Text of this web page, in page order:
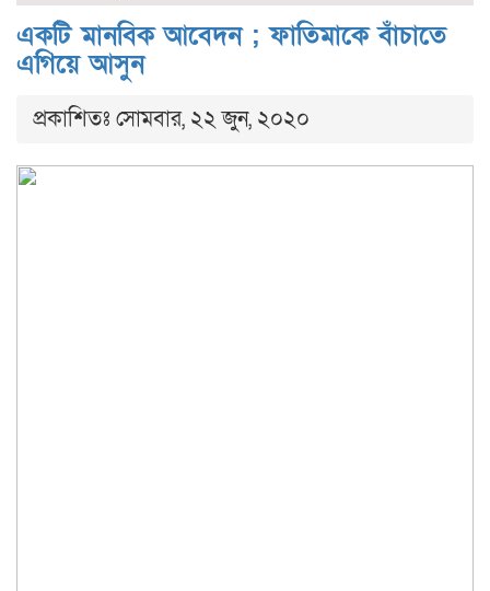
একটি মানবিক আবেদন ; ফাতিমাকে বাঁচাতে
এগিয়ে আসুন
প্রকাশিতঃ সোমবার, ২২ জুন, ২০২০